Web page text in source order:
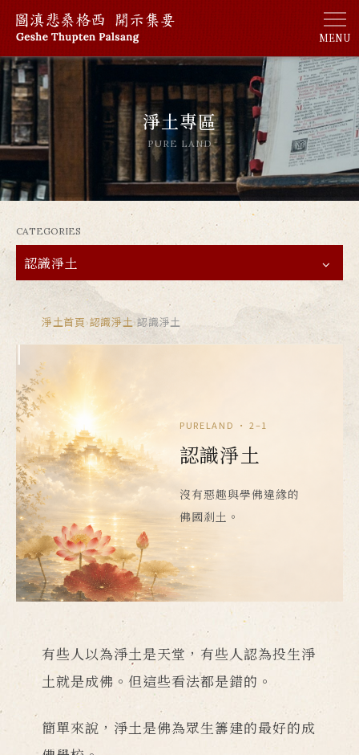
淨土專區
PURE LAND
CATEGORIES
認識淨土
淨土首頁›認識淨土›認識淨土
PURELAND · 2–1
認識淨土
沒有惡趣與學佛違緣的
佛國剎土。
有些人以為淨土是天堂，有些人認為投生淨
土就是成佛。但這些看法都是錯的。
簡單來說，淨土是佛為眾生籌建的最好的成
MENU